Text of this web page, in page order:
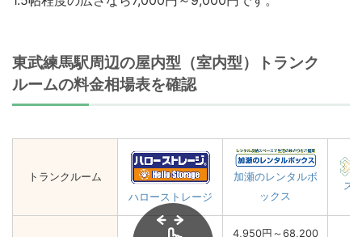
東武練馬駅周辺の屋内型（室内型）トランク
ルームの料金相場表を確認
トランクルーム
ハローストレージ
加瀬のレンタルボ
ックス
ス
4,950円～68,200